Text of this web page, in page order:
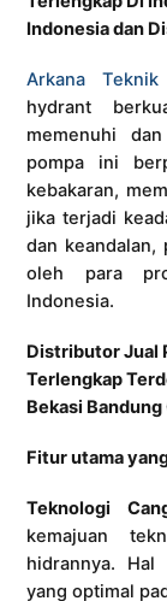
Indonesia dan
Arkana Teknik
hydrant
memenuhi
pompa ini
kebakaran,
jika terjadi
dan
oleh para
Indonesia.
Distributor Jual
Terlengkap
Bekasi
Fitur utama
Teknologi
kemajuan
hidrannya. Hal
yang optimal